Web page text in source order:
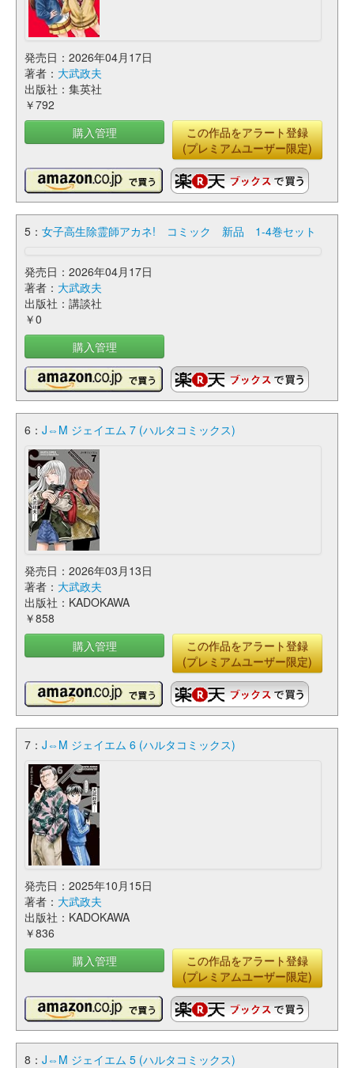
発売日：2026年04月17日
著者： 大武政夫
出版社：集英社
￥792
購入管理
この作品をアラート登録
(プレミアムユーザー限定)
5： 女子高生除霊師アカネ! コミック 新品 1-4巻セット
発売日：2026年04月17日
著者： 大武政夫
出版社：講談社
￥0
購入管理
6： J⇔M ジェイエム 7 (ハルタコミックス)
発売日：2026年03月13日
著者： 大武政夫
出版社：KADOKAWA
￥858
購入管理
この作品をアラート登録
(プレミアムユーザー限定)
7： J⇔M ジェイエム 6 (ハルタコミックス)
発売日：2025年10月15日
著者： 大武政夫
出版社：KADOKAWA
￥836
購入管理
この作品をアラート登録
(プレミアムユーザー限定)
8： J⇔M ジェイエム 5 (ハルタコミックス)